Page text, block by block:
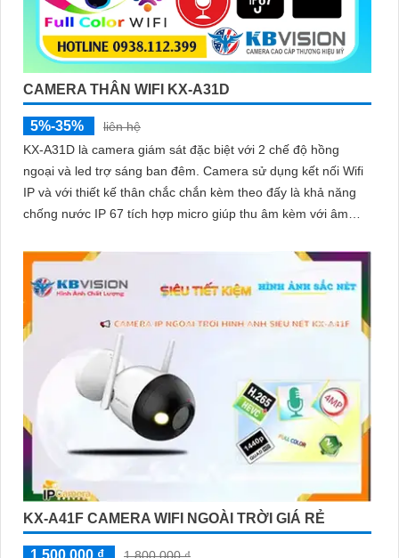
CAMERA THÂN WIFI KX-A31D
5%-35%
liên hệ
KX-A31D là camera giám sát đặc biệt với 2 chế độ hồng
ngoại và led trợ sáng ban đêm. Camera sử dụng kết nối Wifi
IP và với thiết kế thân chắc chắn kèm theo đấy là khả năng
chống nước IP 67 tích hợp micro giúp thu âm kèm với âm
KX-A41F CAMERA WIFI NGOÀI TRỜI GIÁ RẺ
1,500,000 ₫